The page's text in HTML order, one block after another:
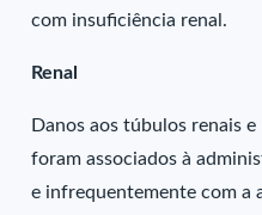
com insuficiência renal.
Renal
Danos aos túbulos renais
foram associados à
e infrequentemente com a